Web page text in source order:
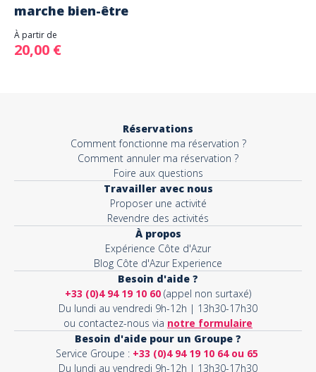
marche bien-être
À partir de
20,00 €
Réservations
Comment fonctionne ma réservation ?
Comment annuler ma réservation ?
Foire aux questions
Travailler avec nous
Proposer une activité
Revendre des activités
À propos
Expérience Côte d'Azur
Blog Côte d'Azur Experience
Besoin d'aide ?
+33 (0)4 94 19 10 60 (appel non surtaxé)
Du lundi au vendredi 9h-12h | 13h30-17h30
ou contactez-nous via notre formulaire
Besoin d'aide pour un Groupe ?
Service Groupe : +33 (0)4 94 19 10 64 ou 65
Du lundi au vendredi 9h-12h | 13h30-17h30